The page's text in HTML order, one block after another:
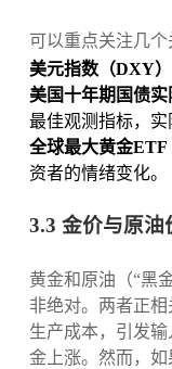
可以重点关注几个
美元指数（DXY）
美国十年期国债实
最佳观测指标，实
全球最大黄金
资者的情绪变化。
3.3 金价与原油
黄金和原油（“黑
非绝对。两者正
生产成本，引发
金上涨。然而，